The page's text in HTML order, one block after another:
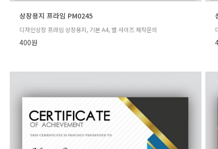
상장용지 프라임 PM0245
디자인상장 프라임 상장용지, 기본 A4, 별 사이즈 제작문의
400원